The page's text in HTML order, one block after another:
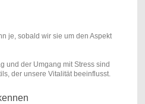
je, sobald wir sie um den Aspekt
und der Umgang mit Stress sind
der unsere Vitalität beeinflusst.